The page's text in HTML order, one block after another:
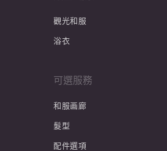
觀光和服
浴衣
可選服務
和服画廊
髮型
配件選項